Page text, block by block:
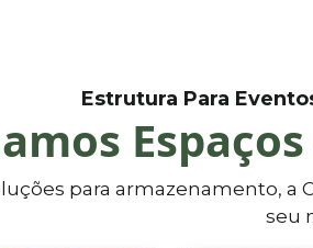
Estrutura Para
para armazenamento,
seu